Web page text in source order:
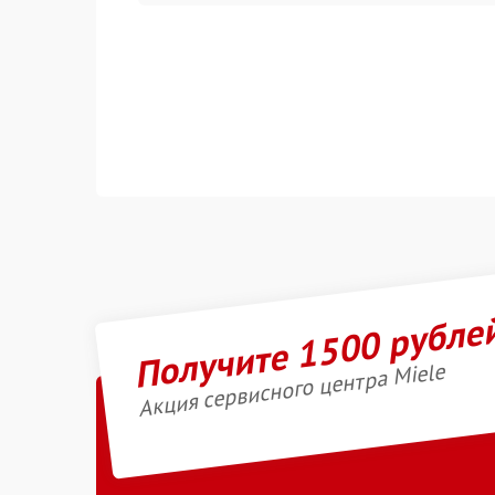
Получите 1500
Акция сервисного центра Miele